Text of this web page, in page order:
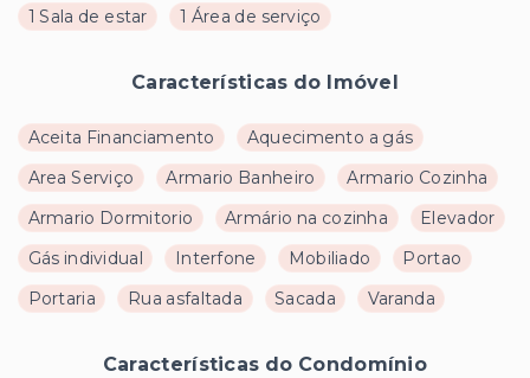
1 Sala de estar
1 Área de serviço
Características do Imóvel
Aceita Financiamento
Aquecimento a gás
Area Serviço
Armario Banheiro
Armario Cozinha
Armario Dormitorio
Armário na cozinha
Elevador
Gás individual
Interfone Mobiliado
Portao
Portaria
Rua asfaltada Sacada Varanda
Características do Condomínio